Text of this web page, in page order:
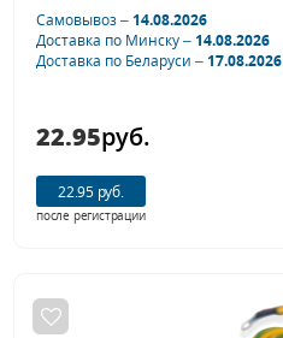
Самовывоз –14.08.2026
Доставка по Минску –14.08.2026
Доставка по Беларуси –17.08.2026
22.95руб.
22.95 руб.
после регистрации